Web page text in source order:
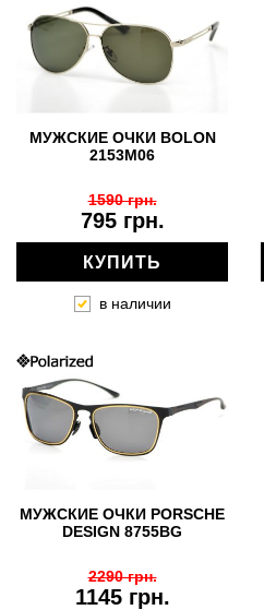
МУЖСКИЕ ОЧКИ BOLON
2153M06
795 грн.
1590 грн.
КУПИТЬ
в наличии
МУЖСКИЕ ОЧКИ PORSCHE
DESIGN 8755BG
1145 грн.
2290 грн.